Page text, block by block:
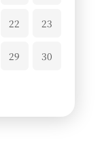
22 23
29 30